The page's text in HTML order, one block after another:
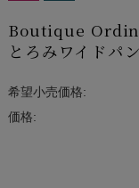
Boutique
とろみワイドパ
希望小売価格:
価格: